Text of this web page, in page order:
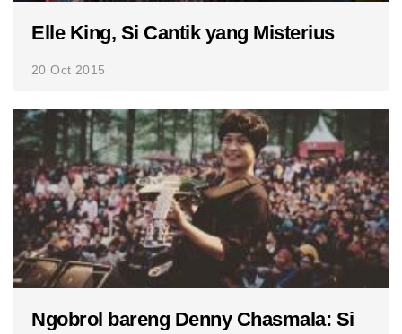
Elle King, Si Cantik yang Misterius
20 Oct 2015
Ngobrol bareng Denny Chasmala: Si